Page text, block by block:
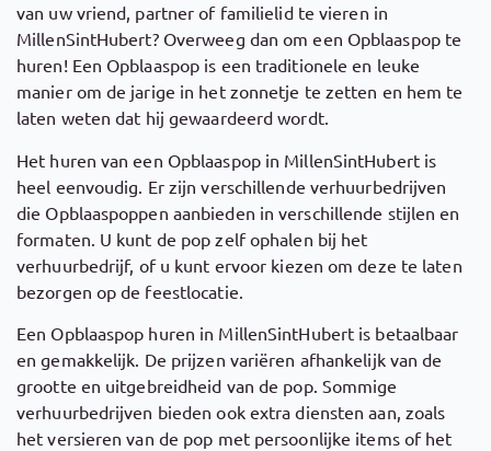
van uw vriend, partner of familielid te vieren in
MillenSintHubert? Overweeg dan om een Opblaaspop te
huren! Een Opblaaspop is een traditionele en leuke
manier om de jarige in het zonnetje te zetten en hem te
laten weten dat hij gewaardeerd wordt.
Het huren van een Opblaaspop in MillenSintHubert is
heel eenvoudig. Er zijn verschillende verhuurbedrijven
die Opblaaspoppen aanbieden in verschillende stijlen en
formaten. U kunt de pop zelf ophalen bij het
verhuurbedrijf, of u kunt ervoor kiezen om deze te laten
bezorgen op de feestlocatie.
Een Opblaaspop huren in MillenSintHubert is betaalbaar
en gemakkelijk. De prijzen variëren afhankelijk van de
grootte en uitgebreidheid van de pop. Sommige
verhuurbedrijven bieden ook extra diensten aan, zoals
het versieren van de pop met persoonlijke items of het